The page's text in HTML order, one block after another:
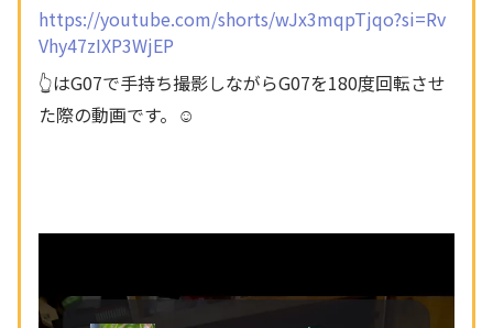
https://youtube.com/shorts/wJx3mqpTjqo?si=Rv
Vhy47zIXP3WjEP
👆はG07で手持ち撮影しながらG07を180度回転させ
た際の動画です。☺️